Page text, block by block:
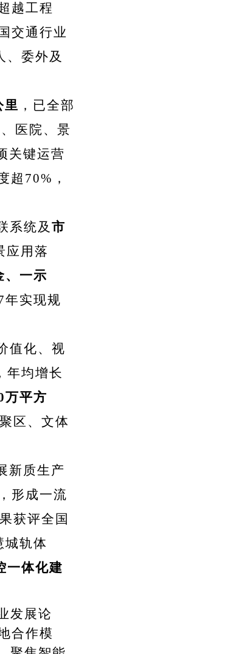
越工程
交通行业
、委外及
里 ，已全部
医院、景
关键运营
超70%，
系统及 市
应用落
、一示
年实现规
值化、视
年均增长
万平方
区、文体
新质生产
形成一流
获评全国
城轨体
一体化建
发展论
合作模